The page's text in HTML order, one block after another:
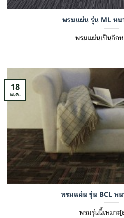
พรมแผ่น รุ่น ML หน
พรมแผ่นเป็นอีก
พรมแผ่น รุ่น BCL หน
พรมรุ่นนี้เหมาะ
18
พ.ค.